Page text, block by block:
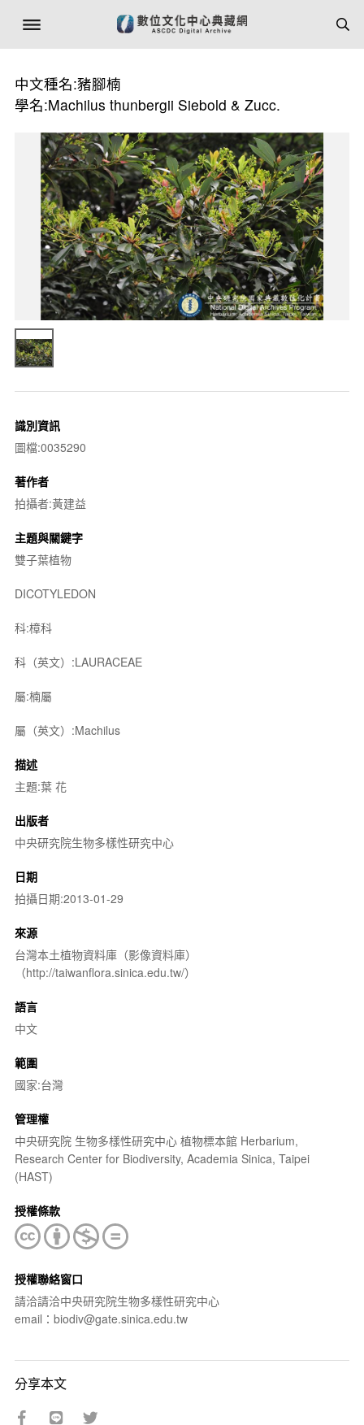
中文種名:豬腳楠
學名:Machilus thunbergii Siebold & Zucc.
識別資訊
圖檔:0035290
著作者
拍攝者:黃建益
主題與關鍵字
雙子葉植物
DICOTYLEDON
科:樟科
科（英文）:LAURACEAE
屬:楠屬
屬（英文）:Machilus
描述
主題:葉 花
出版者
中央研究院生物多樣性研究中心
日期
拍攝日期:2013-01-29
來源
台灣本土植物資料庫（影像資料庫）
（http://taiwanflora.sinica.edu.tw/）
語言
中文
範圍
國家:台灣
管理權
中央研究院 生物多樣性研究中心 植物標本館 Herbarium,
Research Center for Biodiversity, Academia Sinica, Taipei
(HAST)
授權條款
授權聯絡窗口
請洽請洽中央研究院生物多樣性研究中心
email：biodiv@gate.sinica.edu.tw
分享本文